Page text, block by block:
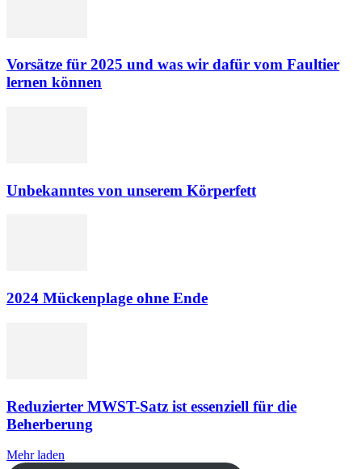
Vorsätze für 2025 und was wir dafür vom Faultier
lernen können
Unbekanntes von unserem Körperfett
2024 Mückenplage ohne Ende
Reduzierter MWST-Satz ist essenziell für die
Beherberung
Mehr laden